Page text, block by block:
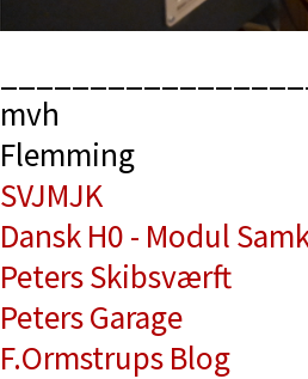
mvh
Flemming
SVJMJK
Dansk H0 - Modul
Peters Skibsværft
Peters Garage
F.Ormstrups Blog